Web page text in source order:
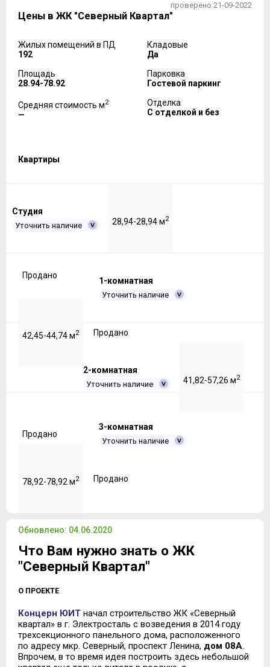
проверено 21-09-2022
Цены в ЖК "Северный Квартал"
Жилых помещений в ПД
192
Площадь
28.94-78.92
Средняя стоимость м2
—
Кладовые
Да
Парковка
Гостевой паркинг
Отделка
С отделкой и без
Квартиры
Студия
Уточнить наличие 28,94-28,94 м2
Продано
1-комнатная
Уточнить наличие
42,45-44,74 м2 Продано
2-комнатная
Уточнить наличие 41,82-57,26 м2
Продано
3-комнатная
Уточнить наличие
78,92-78,92 м2 Продано
Обновлено: 04.06.2020
Что Вам нужно знать о ЖК
"Северный Квартал"
О ПРОЕКТЕ
Концерн ЮИТ начал строительство ЖК «Северный
квартал» в г. Электросталь с возведения в 2014 году
трехсекционного панельного дома, расположенного
по адресу мкр. Северный, проспект Ленина, дом 08А.
Впрочем, в то время идея построить здесь небольшой